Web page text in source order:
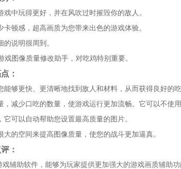
中玩得更好，并在风吹过时摧毁你的敌人。
顿感，超高画质为您带来出色的游戏体验。
说明很周到。
图像质量修改助手，对吃鸡特别重要。
：
够更快、更清晰地找到敌人和材料，从而获得良好的吃
减少口吃的数量，使游戏运行更加流畅。它可以不使
可以自动帮助您设置最高质量的图片。
的空间来提高图像质量，使您的战斗更加逼真。
：
辅助软件，能够为玩家提供更加强大的游戏画质辅助